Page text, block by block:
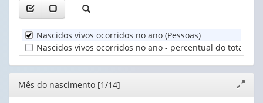
registro
(1)
Número
nascidos
por
parto
(1)
mãe
na
ocasião
do
Nascidos vivos ocorridos no ano (Pessoas)
Nascidos vivos ocorridos no ano - percentual do total
Editor
janela
Mês do nascimento [1/14]